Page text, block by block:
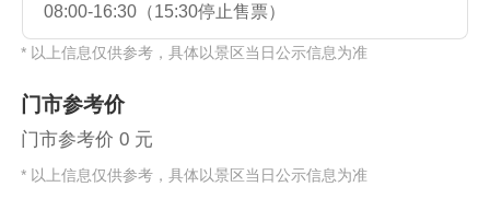
08:00-16:30（15:30停止售票）
* 以上信息仅供参考，具体以景区当日公示信息为准
门市参考价
门市参考价 0 元
* 以上信息仅供参考，具体以景区当日公示信息为准